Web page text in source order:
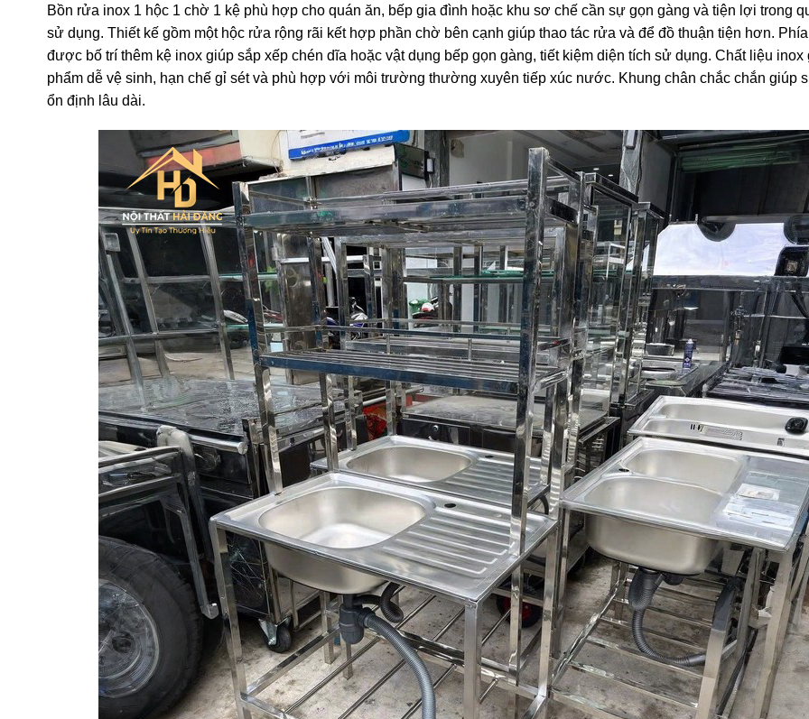
Bồn rửa inox 1 hộc 1 chờ 1 kệ phù hợp cho quán ăn, bếp gia đình hoặc khu sơ chế cần sự gọn gàng và tiện lợi trong
sử dụng. Thiết kế gồm một hộc rửa rộng rãi kết hợp phần chờ bên cạnh giúp thao tác rửa và để đồ thuận tiện hơn.
được bố trí thêm kệ inox giúp sắp xếp chén dĩa hoặc vật dụng bếp gọn gàng, tiết kiệm diện tích sử dụng. Chất liệu inox
phẩm dễ vệ sinh, hạn chế gỉ sét và phù hợp với môi trường thường xuyên tiếp xúc nước. Khung chân chắc chắn giúp
ổn định lâu dài.